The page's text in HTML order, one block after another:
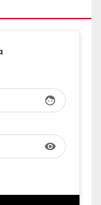
face
visibility